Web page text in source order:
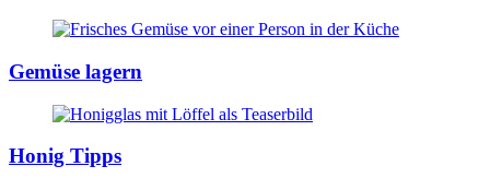
Gemüse lagern
Honig Tipps